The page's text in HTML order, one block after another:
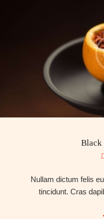
Black
Nullam dictum felis
tincidunt. Cras